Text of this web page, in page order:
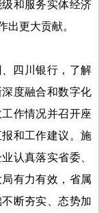
和服务实体经济
出更大贡献。
四川银行，了解
度融合和数字化
作情况并召开座
和工作建议。施
认真落实省委、
有力有效，省属
断夯实、态势加